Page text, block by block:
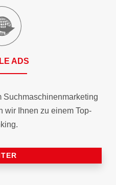
ADS
Suchmaschinen­marketing
wir Ihnen zu einem Top-